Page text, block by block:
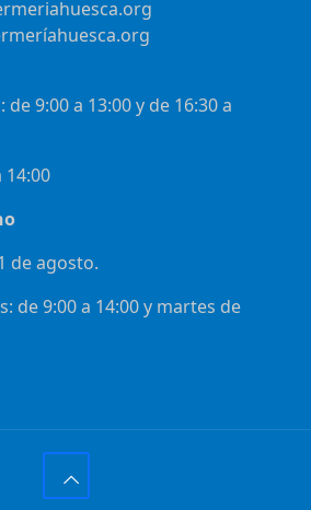
de 9:00 a 13:00 y de 16:30 a
14:00
de agosto.
de 9:00 a 14:00 y martes de